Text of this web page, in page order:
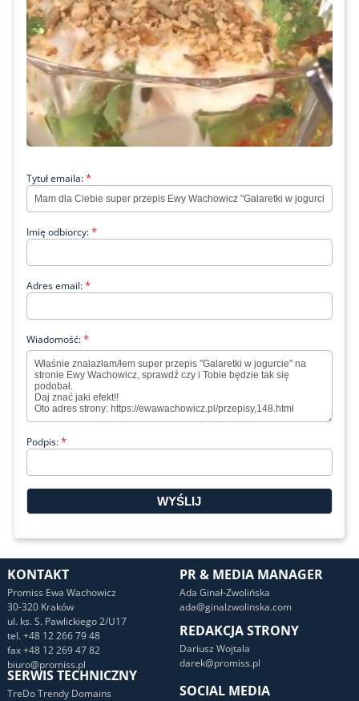
Tytuł emaila:*
Imię odbiorcy:*
Adres email:*
Wiadomość:*
Podpis:*
KONTAKT
Promiss Ewa Wachowicz
30-320 Kraków
ul. ks. S. Pawlickiego 2/U17
tel. +48 12 266 79 48
fax +48 12 269 47 82
biuro@promiss.pl
PR & MEDIA MANAGER
Ada Ginał-Zwolińska
ada@ginalzwolinska.com
REDAKCJA STRONY
Dariusz Wojtala
darek@promiss.pl
SOCIAL MEDIA
SERWIS TECHNICZNY
TreDo Trendy Domains